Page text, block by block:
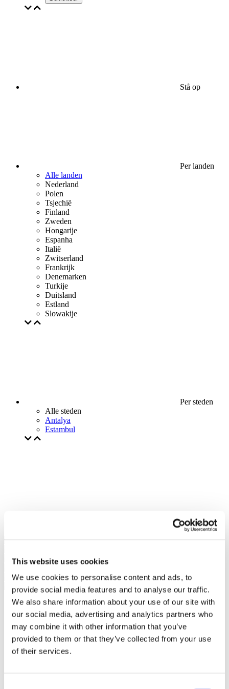
This website uses cookies
We use cookies to personalise content and ads, to
provide social media features and to analyse our traffic.
We also share information about your use of our site with
our social media, advertising and analytics partners who
may combine it with other information that you’ve
provided to them or that they’ve collected from your use
of their services.
Stå op
Per landen
Alle landen
Nederland
Polen
Tsjechië
Finland
Zweden
Hongarije
Espanha
Italië
Zwitserland
Frankrijk
Denemarken
Turkije
Duitsland
Estland
Slowakije
Per steden
Alle steden
Antalya
Estambul